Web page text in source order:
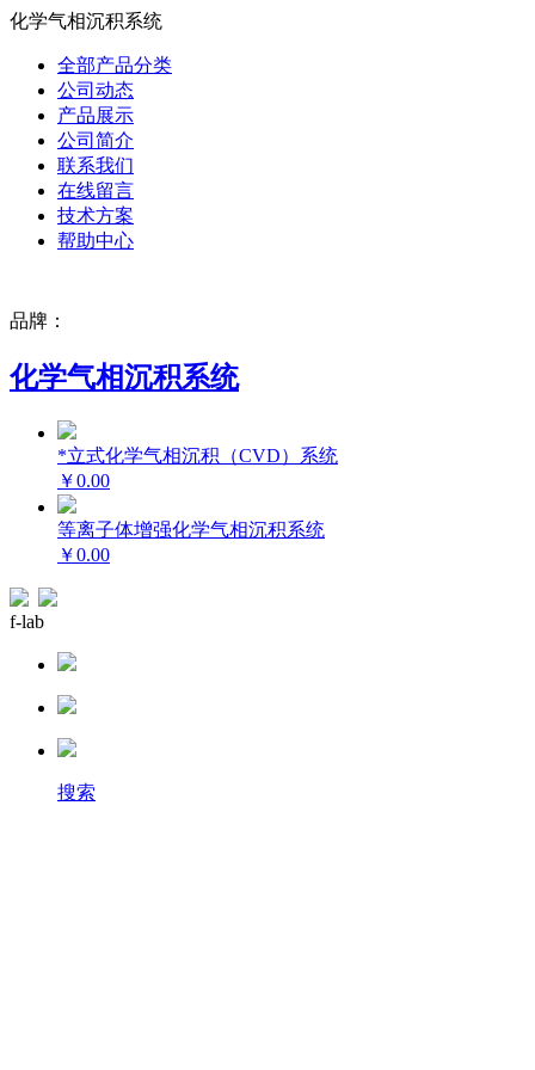
化学气相沉积系统
全部产品分类
公司动态
产品展示
公司简介
联系我们
在线留言
技术方案
帮助中心
品牌：
化学气相沉积系统
*立式化学气相沉积（CVD）系统
￥0.00
等离子体增强化学气相沉积系统
￥0.00
f-lab
搜索